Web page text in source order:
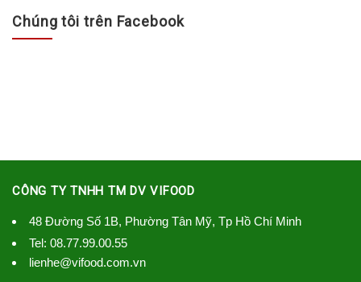
Chúng tôi trên Facebook
CÔNG TY TNHH TM DV VIFOOD
48 Đường Số 1B, Phường Tân Mỹ, Tp Hồ Chí Minh
Tel: 08.77.99.00.55
lienhe@vifood.com.vn